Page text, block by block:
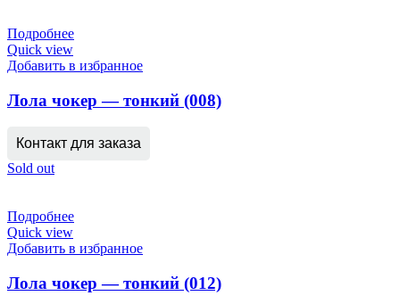
Подробнее
Quick view
Добавить в избранное
Лола чокер — тонкий (008)
Контакт для заказа
Sold out
Подробнее
Quick view
Добавить в избранное
Лола чокер — тонкий (012)